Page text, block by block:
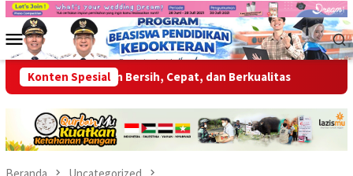
Loncat
kontenMenu
Mobile
Konten Spesial
Layanan Bersih, Cepat, dan Berkualitas Wabup OKU